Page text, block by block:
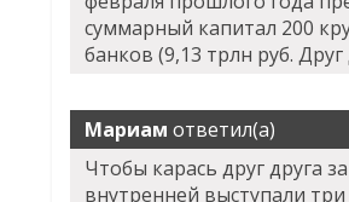
суммарный капитал 200
банков (9,13 трлн руб. Друг
Мариам ответил(а)
Чтобы карась друг друга
внутренней выступали